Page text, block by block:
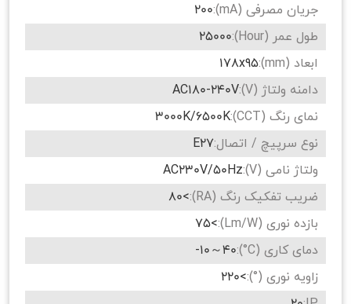
جریان مصرفی (mA):
200
طول عمر (Hour):
25000
ابعاد (mm):
178x95
دامنه ولتاژ (V):
AC180-240V
نمای رنگ (CCT):
3000K/6500K
نوع سرپیچ / اتصال:E27
ولتاژ نامی (V):
AC230V/50Hz
ضریب تفکیک رنگ (RA):
>80
بازده نوری (Lm/W):
>75
دمای کاری (C°):
40～10-
زاویه نوری (°):>220